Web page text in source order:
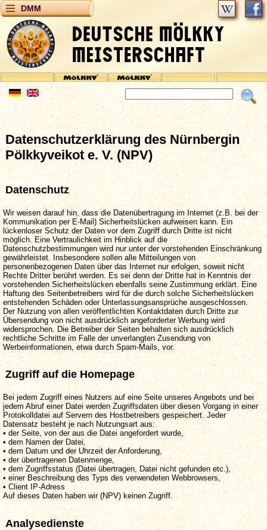
DMM
Datenschutzerklärung des Nürnbergin
Pölkkyveikot e. V. (NPV)
Datenschutz
Wir weisen darauf hin, dass die Datenübertragung im Internet (z.B. bei der
Kommunikation per E-Mail) Sicherheitslücken aufweisen kann. Ein
lückenloser Schutz der Daten vor dem Zugriff durch Dritte ist nicht
möglich. Eine Vertraulichkeit im Hinblick auf die
Datenschutzbestimmungen wird nur unter der vorstehenden Einschränkung
gewährleistet. Insbesondere sollen alle Mitteilungen von
personenbezogenen Daten über das Internet nur erfolgen, soweit nicht
Rechte Dritter berührt werden. Es sei denn der Dritte hat in Kenntnis der
vorstehenden Sicherheitslücken ebenfalls seine Zustimmung erklärt. Eine
Haftung des Seitenbetreibers wird für die durch solche Sicherheitslücken
entstehenden Schäden oder Unterlassungsansprüche ausgeschlossen.
Der Nutzung von allen veröffentlichten Kontaktdaten durch Dritte zur
Übersendung von nicht ausdrücklich angeforderter Werbung wird
widersprochen. Die Betreiber der Seiten behalten sich ausdrücklich
rechtliche Schritte im Falle der unverlangten Zusendung von
Werbeinformationen, etwa durch Spam-Mails, vor.
Zugriff auf die Homepage
Bei jedem Zugriff eines Nutzers auf eine Seite unseres Angebots und bei
jedem Abruf einer Datei werden Zugriffsdaten über diesen Vorgang in einer
Protokolldatei auf Servern des Hostbetreibers gespeichert. Jeder
Datensatz besteht je nach Nutzungsart aus:
• der Seite, von der aus die Datei angefordert wurde,
• dem Namen der Datei,
• dem Datum und der Uhrzeit der Anforderung,
• der übertragenen Datenmenge,
• dem Zugriffsstatus (Datei übertragen, Datei nicht gefunden etc.),
• einer Beschreibung des Typs des verwendeten Webbrowsers,
• Client IP-Adress
Auf dieses Daten haben wir (NPV) keinen Zugriff.
Analysedienste